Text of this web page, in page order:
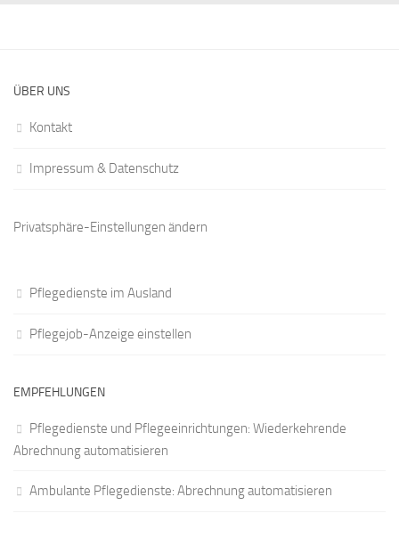
ÜBER UNS
Kontakt
Impressum & Datenschutz
Privatsphäre-Einstellungen ändern
Pflegedienste im Ausland
Pflegejob-Anzeige einstellen
EMPFEHLUNGEN
Pflegedienste und Pflegeeinrichtungen: Wiederkehrende
Abrechnung automatisieren
Ambulante Pflegedienste: Abrechnung automatisieren